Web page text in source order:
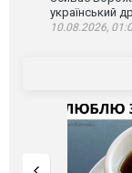
український
10.08.2026,